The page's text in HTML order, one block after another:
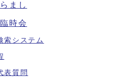
まし
時会
索システム
表質問